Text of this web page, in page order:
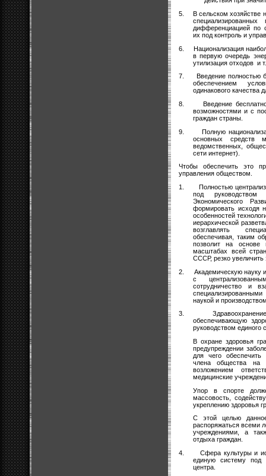
5.
В сельском хозяйстве
дифференциацией по
их под контроль и
6.
Национализация
в первую очередь
утилизация отходов и
7.
Введение полностью
обеспечением
одинакового качества
8.
Введение
возможностями и с
граждан страны.
9.
Полную
основных средств
ведомственных,
сети интернет).
Чтобы обеспечить это
управления обществом.
1.
Полностью
под руководством
Экономического
формировать исходя
особенностей
иерархической
возглавлять
обеспечивая, таким
позволит на основе
масштабах всей
СССР, резко увеличить
2.
Академическую науку
с
сотрудничество и
наукой и
3.
обеспечивающую
руководством единого
В охране здоровья
предупреждении
для чего обеспечить
члена общества на
возложением
медицинские
Упор в спорте
массовость,
укреплению здоровья
С этой целью
распоряжаться всеми
учреждениями, а
отдыха граждан.
4.
Сфера культуры и
единую систему под
центра.